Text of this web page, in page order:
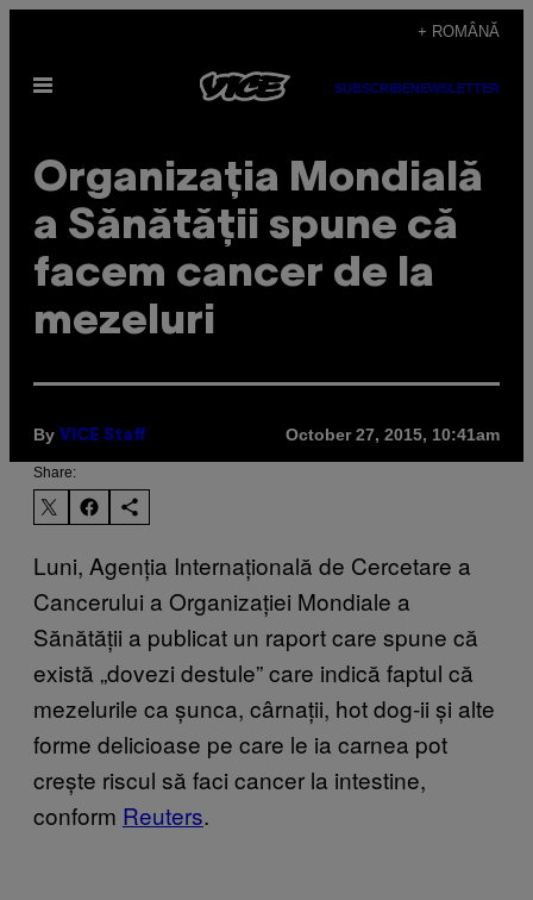
content
+ ROMÂNĂ
Open
SUBSCRIBENEWSLETTER
Organizația Mondială
a Sănătății spune că
facem cancer de la
mezeluri
By VICE Staff October 27, 2015, 10:41am
Share:
Luni, Agenția Internațională de Cercetare a
Cancerului a Organizației Mondiale a
Sănătății a publicat un raport care spune că
există „dovezi destule” care indică faptul că
mezelurile ca șunca, cârnații, hot dog-ii și alte
forme delicioase pe care le ia carnea pot
crește riscul să faci cancer la intestine,
conform Reuters.